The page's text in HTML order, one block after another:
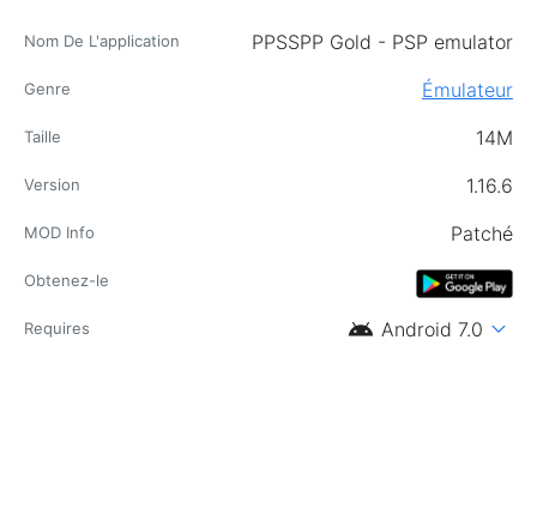
Nom De L'application PPSSPP Gold - PSP emulator
Genre Émulateur
Taille 14M
Version 1.16.6
MOD Info Patché
Obtenez-le
Requires android Android 7.0 expand_more